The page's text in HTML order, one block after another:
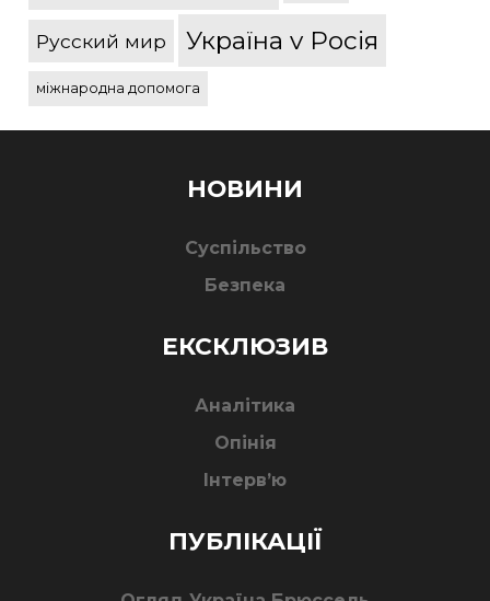
Русский мир Україна v Росія
міжнародна допомога
НОВИНИ
Суспільство
Безпека
ЕКСКЛЮЗИВ
Аналітика
Опінія
Інтерв’ю
ПУБЛІКАЦІЇ